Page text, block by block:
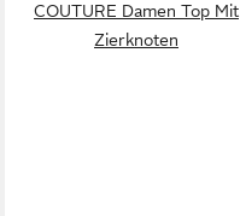
COUTURE Damen Top Mit
Zierknoten